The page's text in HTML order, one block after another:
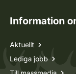
Information
Aktuellt
Lediga jobb